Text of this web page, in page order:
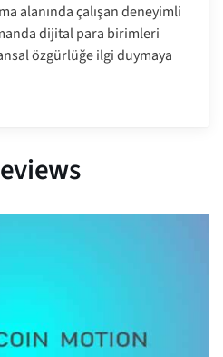
alanında çalışan deneyimli
dijital para birimleri
özgürlüğe ilgi duymaya